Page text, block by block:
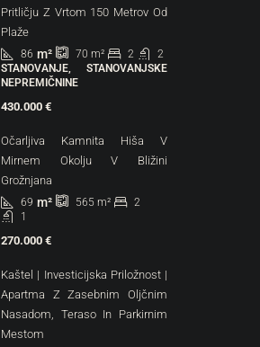
Pritličju Z Vrtom 150 Metrov Od
Plaže
86 m² 70 m² 2
2
STANOVANJE, STANOVANJSKE
NEPREMIČNINE
430.000 €
Očarljiva Kamnita Hiša V
Mirnem Okolju V Bližini
Grožnjana
69 m² 565 m²
2
1
270.000 €
Kaštel | Investicijska Priložnost |
Apartma Z Zasebnim Oljčnim
Nasadom, Teraso In Parkirnim
Mestom